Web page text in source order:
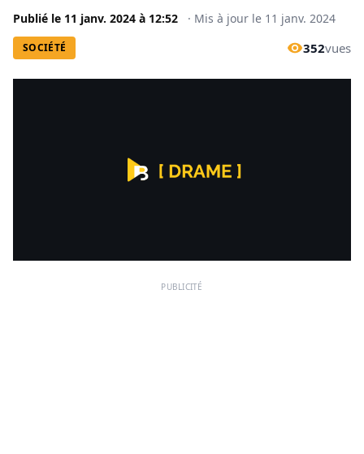
Publié le 11 janv. 2024 à 12:52 · Mis à jour le 11 janv. 2024
SOCIÉTÉ 352vues
PUBLICITÉ